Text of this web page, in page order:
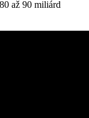
až 90 miliárd